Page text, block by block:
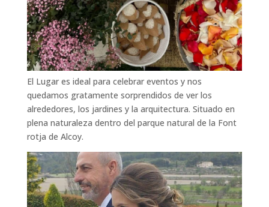
El Lugar es ideal para celebrar eventos y nos
quedamos gratamente sorprendidos de ver los
alrededores, los jardines y la arquitectura. Situado en
plena naturaleza dentro del parque natural de la Font
rotja de Alcoy.